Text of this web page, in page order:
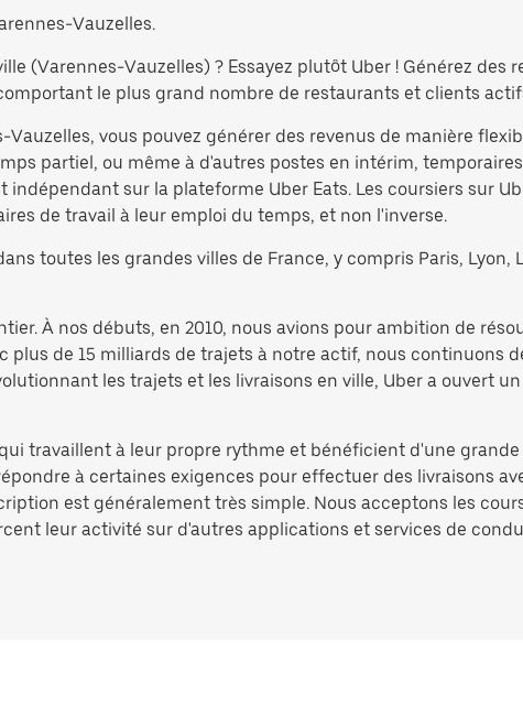
Vauzelles.
(Varennes-Vauzelles) ? Essayez plutôt Uber ! Générez des
le plus grand nombre de restaurants et clients
vous pouvez générer des revenus de manière
partiel, ou même à d'autres postes en intérim,
sur la plateforme Uber Eats. Les coursiers sur
de travail à leur emploi du temps, et non l'inverse.
toutes les grandes villes de France, y compris Paris, Lyon,
À nos débuts, en 2010, nous avions pour ambition de
de 15 milliards de trajets à notre actif, nous continuons
les trajets et les livraisons en ville, Uber a ouvert
travaillent à leur propre rythme et bénéficient d'une grande
à certaines exigences pour effectuer des livraisons
est généralement très simple. Nous acceptons les
leur activité sur d'autres applications et services de